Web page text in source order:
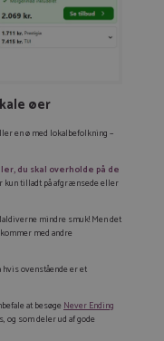
øer
en ø med lokalbefolkning –
du skal overholde på de
kun tilladt på afgrænsede eller
mindre smuk! Men det
med andre
ovenstående er et
at besøgeNever Ending
og som deler ud af gode